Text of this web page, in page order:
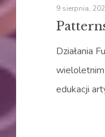
9 sierpnia,
Działania
edukacji